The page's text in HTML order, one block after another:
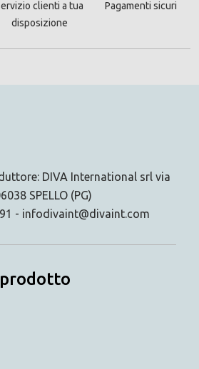
clienti a tua
disposizione
Pagamenti sicuri
DIVA International srl via
SPELLO (PG)
- infodivaint@divaint.com